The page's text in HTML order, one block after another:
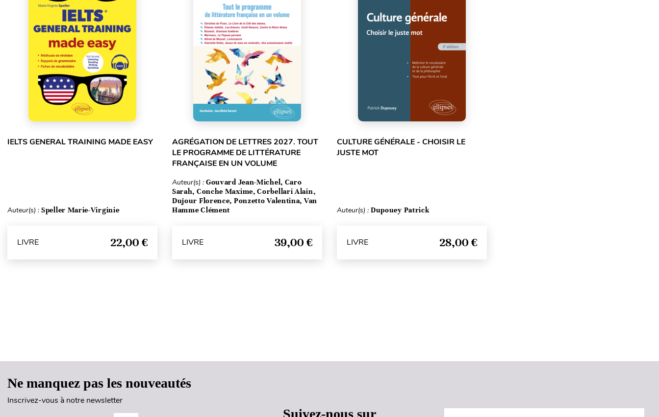
IELTS GENERAL TRAINING MADE EASY
Auteur(s) : Speller Marie-Virginie
LIVRE 22,00 €
AGRÉGATION DE LETTRES 2027. TOUT
LE PROGRAMME DE LITTÉRATURE
FRANÇAISE EN UN VOLUME
Auteur(s) : Gouvard Jean-Michel, Caro
Sarah, Conche Maxime, Corbellari Alain,
Dujour Florence, Ponzetto Valentina, Van
Hamme Clément
LIVRE 39,00 €
CULTURE GÉNÉRALE - CHOISIR LE
JUSTE MOT
Auteur(s) : Dupouey Patrick
LIVRE 28,00 €
Ne manquez pas les nouveautés
Inscrivez-vous à notre newsletter
Suivez-nous sur